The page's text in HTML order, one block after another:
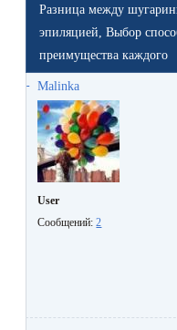
воском
Шугаринг
Мужская
депиляция
Бикини-
дизайн
Мастера
Отзывы
Материалы
инструменты
Оборудование
Администраторы
Фото
Видео
Вопросы-
ответы
Статьи
ВАЖНО
Подготовка
процедуре
эпиляции
воском
или
КОНТАКТЫ
Разница между
эпиляцией, Выбор
преимущества каждого
Malinka
User
Сообщений:2